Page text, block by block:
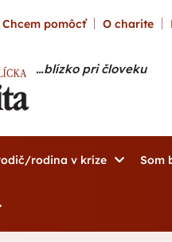
Chcem pomôcť O charite
…blízko pri človeku
rodina v kríze Som